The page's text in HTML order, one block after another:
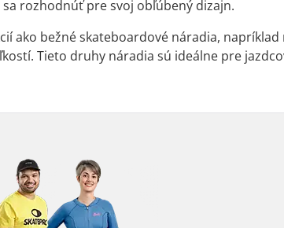
rozhodnúť pre svoj obľúbený dizajn.
ako bežné skateboardové náradia, napríklad
Tieto druhy náradia sú ideálne pre